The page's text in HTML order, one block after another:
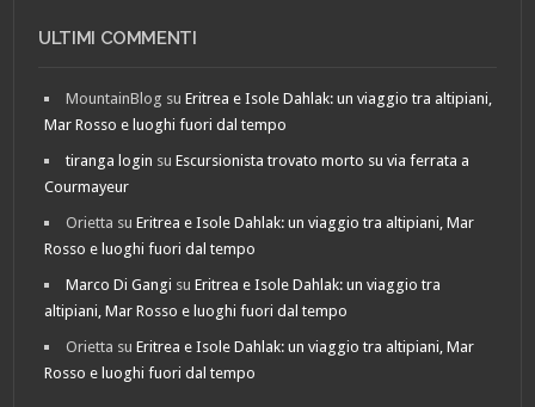
ULTIMI COMMENTI
MountainBlog suEritrea e Isole Dahlak: un viaggio tra altipiani,
Mar Rosso e luoghi fuori dal tempo
tiranga login suEscursionista trovato morto su via ferrata a
Courmayeur
Orietta suEritrea e Isole Dahlak: un viaggio tra altipiani, Mar
Rosso e luoghi fuori dal tempo
Marco Di Gangi suEritrea e Isole Dahlak: un viaggio tra
altipiani, Mar Rosso e luoghi fuori dal tempo
Orietta suEritrea e Isole Dahlak: un viaggio tra altipiani, Mar
Rosso e luoghi fuori dal tempo